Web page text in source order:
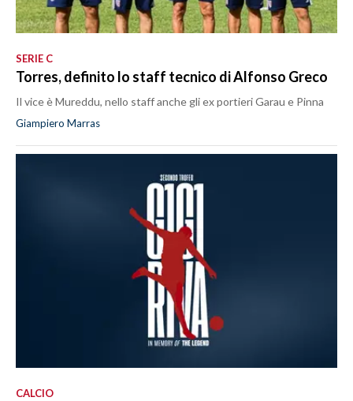
SERIE C
Torres, definito lo staff tecnico di Alfonso Greco
Il vice è Mureddu, nello staff anche gli ex portieri Garau e Pinna
Giampiero Marras
CALCIO